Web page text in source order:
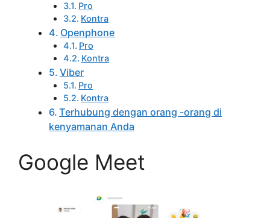
Pro
Kontra
Openphone
Pro
Kontra
Viber
Pro
Kontra
Terhubung dengan orang -orang di
kenyamanan Anda
Google Meet